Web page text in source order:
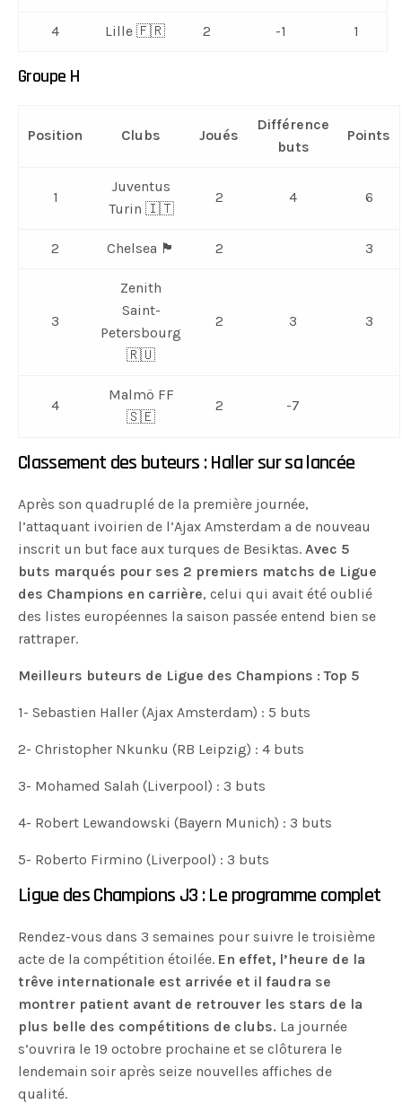
4 Lille 🇫🇷 2 -1 1
Groupe H
Position Clubs Joués
Différence
buts
Points
1
Juventus
Turin 🇮🇹
2 4 6
2 Chelsea 🏴󠁧󠁢󠁥󠁮󠁧󠁿 2 3
3
Zenith
Saint-
Petersbourg
🇷🇺
2 3 3
4
Malmö FF
🇸🇪
2 -7
Classement des buteurs : Haller sur sa lancée
Après son quadruplé de la première journée,
l’attaquant ivoirien de l’Ajax Amsterdam a de nouveau
inscrit un but face aux turques de Besiktas.Avec 5
buts marqués pour ses 2 premiers matchs de Ligue
des Champions en carrière, celui qui avait été oublié
des listes européennes la saison passée entend bien se
rattraper.
Meilleurs buteurs de Ligue des Champions : Top 5
1- Sebastien Haller (Ajax Amsterdam) : 5 buts
2- Christopher Nkunku (RB Leipzig) : 4 buts
3- Mohamed Salah (Liverpool) : 3 buts
4- Robert Lewandowski (Bayern Munich) : 3 buts
5- Roberto Firmino (Liverpool) : 3 buts
Ligue des Champions J3 : Le programme complet
Rendez-vous dans 3 semaines pour suivre le troisième
acte de la compétition étoilée. En effet, l’heure de la
trêve internationale est arrivée et il faudra se
montrer patient avant de retrouver les stars de la
plus belle des compétitions de clubs. La journée
s’ouvrira le 19 octobre prochaine et se clôturera le
lendemain soir après seize nouvelles affiches de
qualité.